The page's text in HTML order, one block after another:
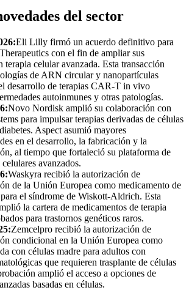
del sector
Eli Lilly firmó un acuerdo definitivo para
con el fin de ampliar sus
terapia celular avanzada. Esta transacción
de ARN circular y nanopartículas
desarrollo de terapias CAR-T in vivo
autoinmunes y otras patologías.
Novo Nordisk amplió su colaboración con
para impulsar terapias derivadas de células
Aspect asumió mayores
en el desarrollo, la fabricación y la
al tiempo que fortaleció su plataforma de
avanzados.
Waskyra recibió la autorización de
de la Unión Europea como medicamento de
el síndrome de Wiskott-Aldrich. Esta
la cartera de medicamentos de terapia
para trastornos genéticos raros.
Zemcelpro recibió la autorización de
condicional en la Unión Europea como
con células madre para adultos con
que requieren trasplante de células
amplió el acceso a opciones de
basadas en células.